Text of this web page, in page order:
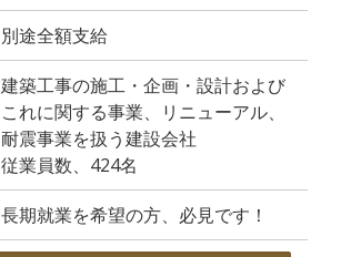
別途全額支給
建築工事の施工・企画・設計および
これに関する事業、リニューアル、
耐震事業を扱う建設会社
従業員数、424名
長期就業を希望の方、必見です！